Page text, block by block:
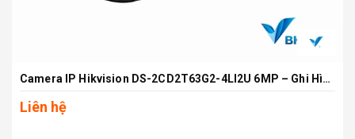
Camera IP Hikvision DS-2CD2T63G2-4LI2U 6MP – Ghi Hình Siêu Nét, Công Nghệ AI Thông Minh
Liên hệ